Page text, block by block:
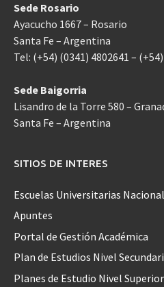
Sede Rosario
Ayacucho 1667 – Rosario
Santa Fe – Argentina
Tel: (+54) (0341) 4802641 –
Sede Baigorria
Lisandro de la Torre 580 –
Santa Fe – Argentina
SITIOS DE INTERES
Escuelas Universitarias
Apuntes
Portal de Gestión Académica
Plan de Estudios Nivel
Planes de Estudio Nivel Superior